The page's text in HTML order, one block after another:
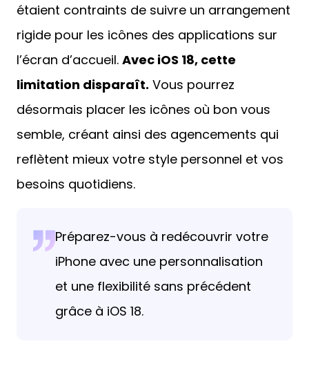
étaient contraints de suivre un arrangement
rigide pour les icônes des applications sur
l’écran d’accueil. Avec iOS 18, cette
limitation disparaît. Vous pourrez
désormais placer les icônes où bon vous
semble, créant ainsi des agencements qui
reflètent mieux votre style personnel et vos
besoins quotidiens.
Préparez-vous à redécouvrir votre
iPhone avec une personnalisation
et une flexibilité sans précédent
grâce à iOS 18.